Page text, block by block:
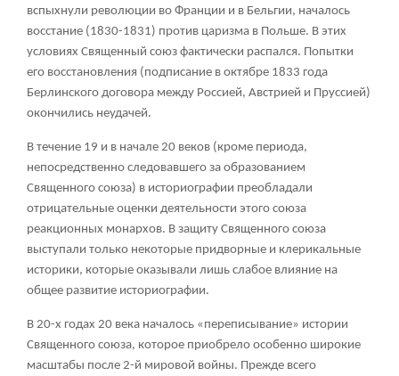
вспыхнули революции во Франции и в Бельгии, началось
восстание (1830-1831) против царизма в Польше. В этих
условиях Священный союз фактически распался. Попытки
его восстановления (подписание в октябре 1833 года
Берлинского договора между Россией, Австрией и Пруссией)
окончились неудачей.
В течение 19 и в начале 20 веков (кроме периода,
непосредственно следовавшего за образованием
Священного союза) в историографии преобладали
отрицательные оценки деятельности этого союза
реакционных монархов. В защиту Священного союза
выступали только некоторые придворные и клерикальные
историки, которые оказывали лишь слабое влияние на
общее развитие историографии.
В 20-х годах 20 века началось «переписывание» истории
Священного союза, которое приобрело особенно широкие
масштабы после 2-й мировой войны. Прежде всего